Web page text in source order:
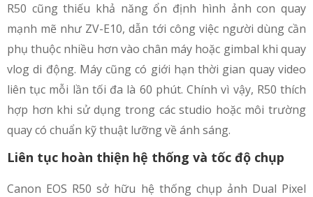
R50 cũng thiếu khả năng ổn định hình ảnh con quay
mạnh mẽ như ZV-E10, dẫn tới công việc người dùng cần
phụ thuộc nhiều hơn vào chân máy hoặc gimbal khi quay
vlog di động. Máy cũng có giới hạn thời gian quay video
liên tục mỗi lần tối đa là 60 phút. Chính vì vậy, R50 thích
hợp hơn khi sử dụng trong các studio hoặc môi trường
quay có chuẩn kỹ thuật lưỡng về ánh sáng.
Liên tục hoàn thiện hệ thống và tốc độ chụp
Canon EOS R50 sở hữu hệ thống chụp ảnh Dual Pixel